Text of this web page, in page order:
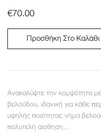
€70.00
Προσθήκη Στο Καλάθι
Ανακαλύψτε την κομψότητα
βελούδου, ιδανική για κάθε
υψηλής ποιότητας νήμα
πολυτελή αίσθηση…